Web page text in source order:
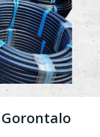
Gorontalo